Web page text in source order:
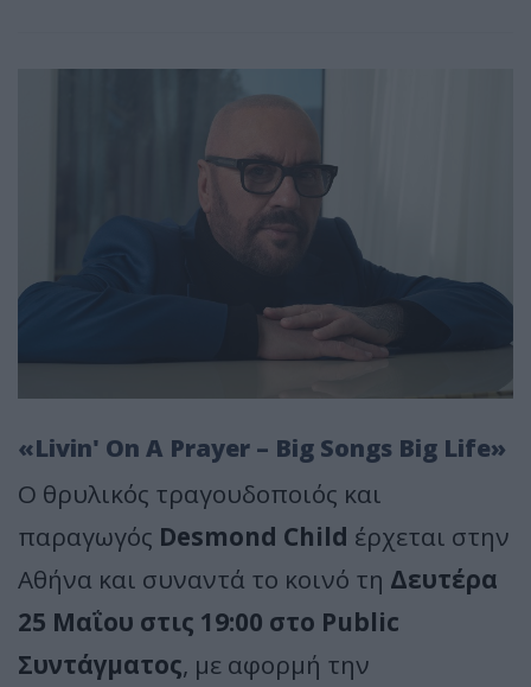
«Livin' On A Prayer – Big Songs Big Life»
Ο θρυλικός τραγουδοποιός και
παραγωγός Desmond Child έρχεται στην
Αθήνα και συναντά το κοινό τη Δευτέρα
25 Μαΐου στις 19:00 στο Public
Συντάγματος, με αφορμή την